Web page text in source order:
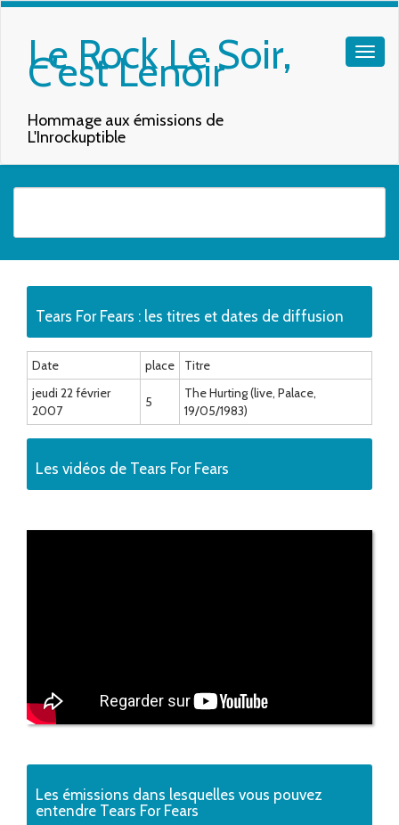
Le Rock Le Soir,
C'est Lenoir
Hommage aux émissions de
L'Inrockuptible
Tears For Fears : les titres et dates de diffusion
Date place
Titre
jeudi 22 février
2007
5
The Hurting (live, Palace,
19/05/1983)
Les vidéos de Tears For Fears
Les émissions dans lesquelles vous pouvez
entendre Tears For Fears